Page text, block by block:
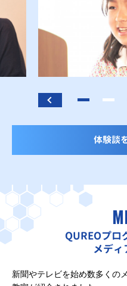
体験談
QUREOプロ
メデ
新聞やテレビを始め数多くの